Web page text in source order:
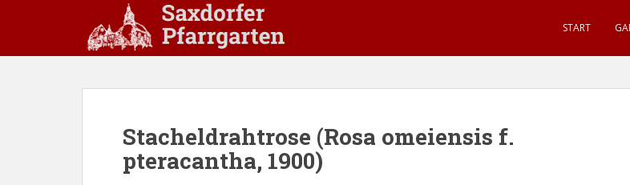
START
Stacheldrahtrose (Rosa omeiensis f.
pteracantha, 1900)